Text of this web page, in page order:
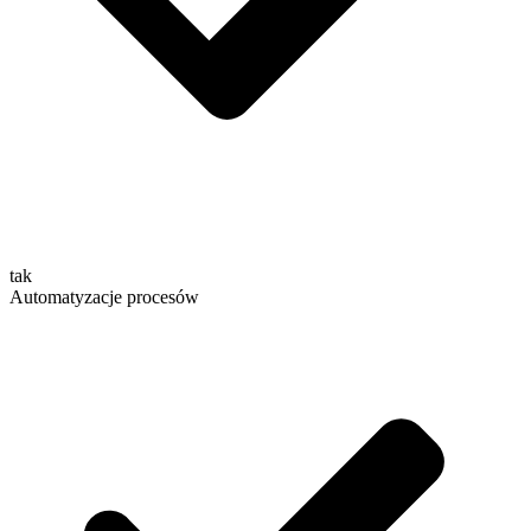
tak
Automatyzacje procesów